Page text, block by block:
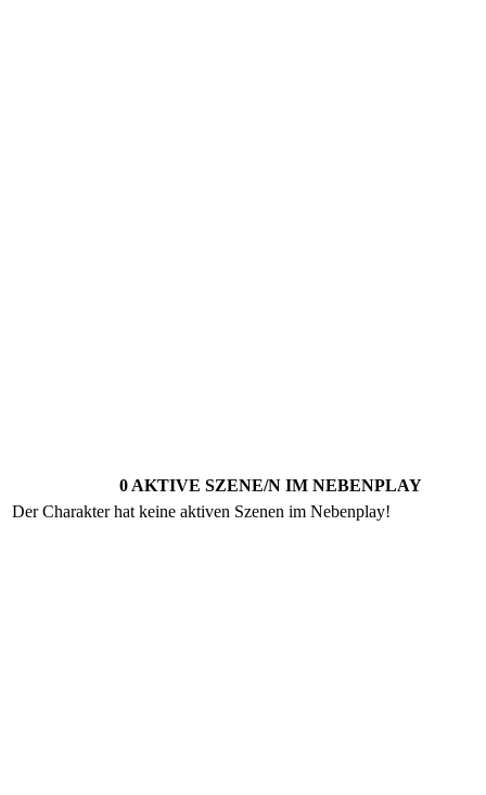
0 AKTIVE SZENE/N IM NEBENPLAY
Der Charakter hat keine aktiven Szenen im Nebenplay!